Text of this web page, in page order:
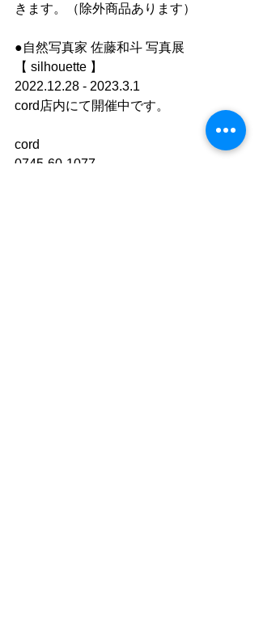
きます。（除外商品あります）
●自然写真家 佐藤和斗 写真展
【 silhouette 】
2022.12.28 - 2023.3.1
cord店内にて開催中です。
cord
0745-60-1077